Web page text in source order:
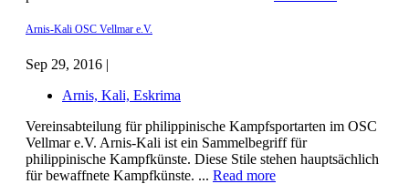
Arnis-Kali OSC Vellmar e.V.
Sep 29, 2016 |
Arnis, Kali, Eskrima
Vereinsabteilung für philippinische Kampfsportarten im OSC
Vellmar e.V. Arnis-Kali ist ein Sammelbegriff für
philippinische Kampfkünste. Diese Stile stehen hauptsächlich
für bewaffnete Kampfkünste. ... Read more